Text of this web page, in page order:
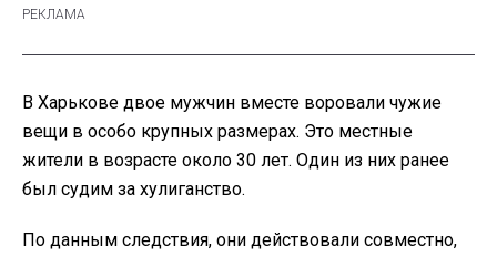
В Харькове двое мужчин вместе воровали чужие
вещи в особо крупных размерах. Это местные
жители в возрасте около 30 лет. Один из них ранее
был судим за хулиганство.
По данным следствия, они действовали совместно,